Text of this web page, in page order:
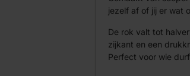
jezelf af of jij er wat
De rok valt tot
zijkant en een
Perfect voor wie